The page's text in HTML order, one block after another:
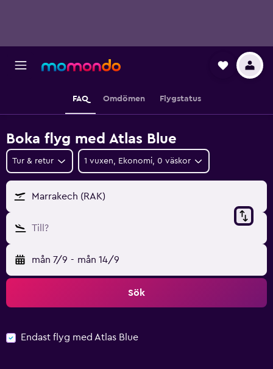
FAQ Omdömen Flygstatus
Boka flyg med Atlas Blue
Tur & retur 1 vuxen, Ekonomi, 0 väskor
Marrakech (RAK)
Till?
mån 7/9 - mån 14/9
Sök
Endast flyg med Atlas Blue